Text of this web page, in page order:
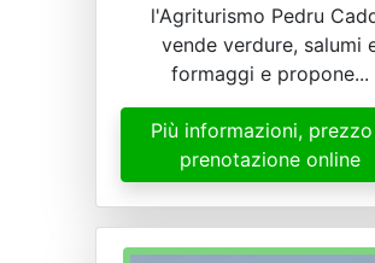
l'Agriturismo Pedru
vende verdure, salumi
formaggi e propone...
Più informazioni,
prenotazione online